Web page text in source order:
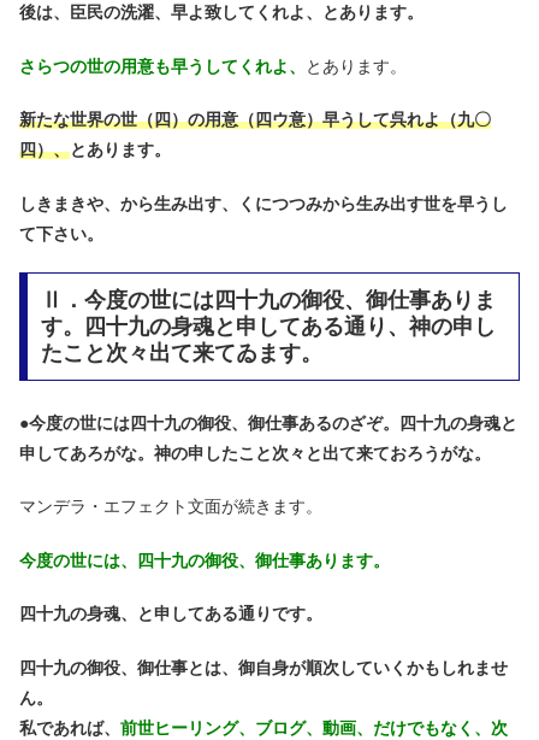
後は、臣民の洗濯、早よ致してくれよ、とあります。
さらつの世の用意も早うしてくれよ、 とあります。
新たな世界の世（四）の用意（四ウ意）早うして呉れよ（九〇
四）、とあります。
しきまきや、から生み出す、くにつつみから生み出す世を早うし
て下さい。
Ⅱ．今度の世には四十九の御役、御仕事ありま
す。四十九の身魂と申してある通り、神の申し
たこと次々出て来てゐます。
●今度の世には四十九の御役、御仕事あるのざぞ。四十九の身魂と
申してあろがな。神の申したこと次々と出て来ておろうがな。
マンデラ・エフェクト文面が続きます。
今度の世には、四十九の御役、御仕事あります。
四十九の身魂、と申してある通りです。
四十九の御役、御仕事とは、御自身が順次していくかもしれませ
ん。
私であれば、 前世ヒーリング、ブログ、動画、だけでもなく、次